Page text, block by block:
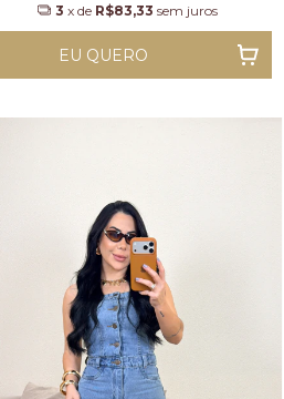
3 x de R$83,33 sem juros
EU QUERO